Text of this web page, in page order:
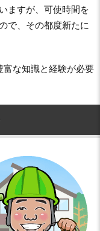
ますが、可使時間を
で、その都度新たに
富な知識と経験が必要